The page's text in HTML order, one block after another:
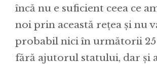
încă nu e suficient ceea ce
noi prin această rețea și nu
probabil nici în următorii 25
fără ajutorul statului, dar și